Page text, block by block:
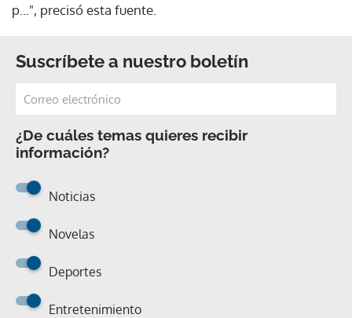
p...", precisó esta fuente.
Suscríbete a nuestro boletín
¿De cuáles temas quieres recibir
información?
Noticias
Novelas
Deportes
Entretenimiento